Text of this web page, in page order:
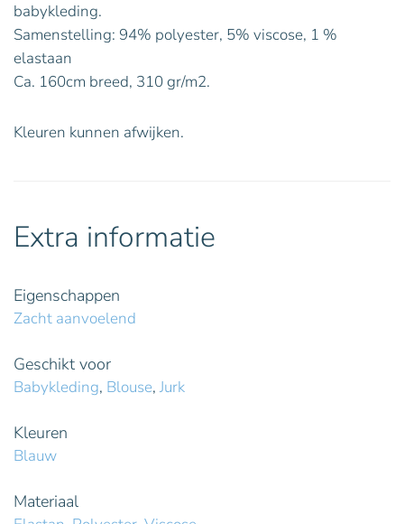
babykleding.
Samenstelling: 94% polyester, 5% viscose, 1 %
elastaan
Ca. 160cm breed, 310 gr/m2.
Kleuren kunnen afwijken.
Extra informatie
Eigenschappen
Zacht aanvoelend
Geschikt voor
Babykleding, Blouse, Jurk
Kleuren
Blauw
Materiaal